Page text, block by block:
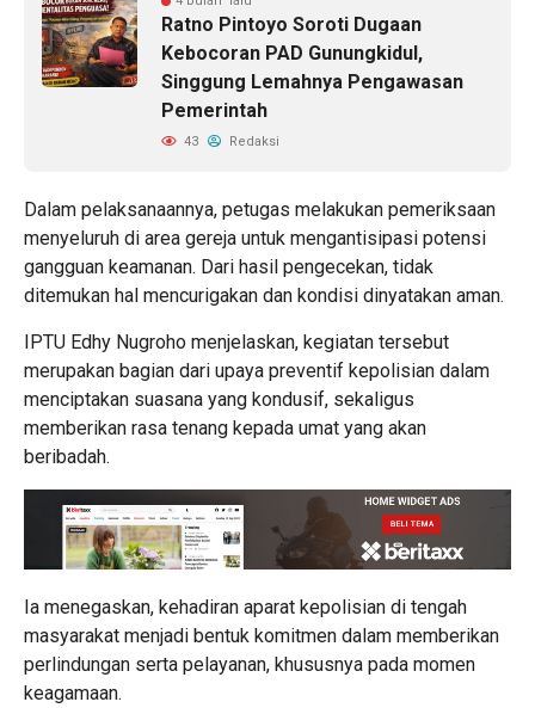
Ratno Pintoyo Soroti Dugaan
Kebocoran PAD Gunungkidul,
Singgung Lemahnya Pengawasan
Pemerintah
43 Redaksi
Dalam pelaksanaannya, petugas melakukan pemeriksaan
menyeluruh di area gereja untuk mengantisipasi potensi
gangguan keamanan. Dari hasil pengecekan, tidak
ditemukan hal mencurigakan dan kondisi dinyatakan aman.
IPTU Edhy Nugroho menjelaskan, kegiatan tersebut
merupakan bagian dari upaya preventif kepolisian dalam
menciptakan suasana yang kondusif, sekaligus
memberikan rasa tenang kepada umat yang akan
beribadah.
Ia menegaskan, kehadiran aparat kepolisian di tengah
masyarakat menjadi bentuk komitmen dalam memberikan
perlindungan serta pelayanan, khususnya pada momen
keagamaan.